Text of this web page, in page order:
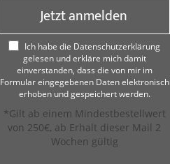
Jetzt anmelden
Ich habe die Datenschutzerklärung
gelesen und erkläre mich damit
einverstanden, dass die von mir im
Formular eingegebenen Daten elektronisch
erhoben und gespeichert werden.
*Gilt ab einem Mindestbestellwert
von 250€, ab Erhalt dieser Mail 2
Wochen gültig